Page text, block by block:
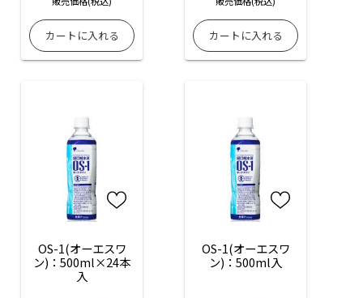
OS-1(オーエスワ
ン)：500ml×24本
入
OS-1(オーエスワ
ン)：500ml入